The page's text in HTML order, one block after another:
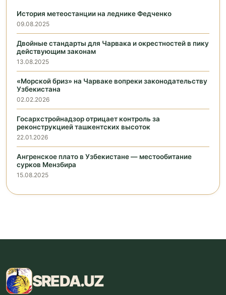
История метеостанции на леднике Федченко
09.08.2025
Двойные стандарты для Чарвака и окрестностей в пику
действующим законам
13.08.2025
«Морской бриз» на Чарваке вопреки законодательству
Узбекистана
02.02.2026
Госархстройнадзор отрицает контроль за
реконструкцией ташкентских высоток
22.01.2026
Ангренское плато в Узбекистане — местообитание
сурков Мензбира
15.08.2025
SREDA.UZ